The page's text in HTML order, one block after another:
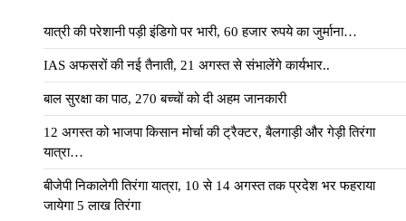
यात्री की परेशानी पड़ी इंडिगो पर भारी, 60 हजार रुपये का जुर्माना…
IAS अफसरों की नई तैनाती, 21 अगस्त से संभालेंगे कार्यभार..
बाल सुरक्षा का पाठ, 270 बच्चों को दी अहम जानकारी
12 अगस्त को भाजपा किसान मोर्चा की ट्रैक्टर, बैलगाड़ी और गेड़ी तिरंगा
यात्रा…
बीजेपी निकालेगी तिरंगा यात्रा, 10 से 14 अगस्त तक प्रदेश भर फहराया
जायेगा 5 लाख तिरंगा